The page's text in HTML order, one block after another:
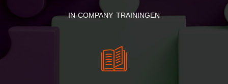
IN-COMPANY TRAININGEN